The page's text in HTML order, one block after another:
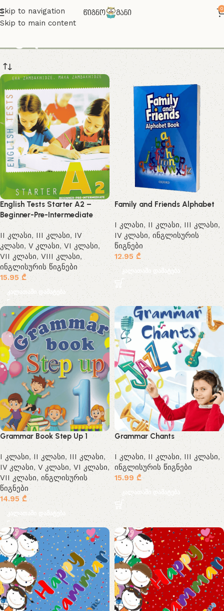
Skip to navigation
Skip to main content
0
English Tests Starter A2 –
Beginner-Pre-Intermediate
II კლასი, III კლასი,IV
კლასი, V კლასი,VI კლასი,
VII კლასი,VIII კლასი,
ინგლისურის წიგნები
15.95₾
კალათაში დამატება
Family and Friends Alphabet
I კლასი,II კლასი, III კლასი,
IV კლასი,ინგლისურის
წიგნები
12.95₾
კალათაში დამატება
Grammar Book Step Up 1
I კლასი,II კლასი, III კლასი,
IV კლასი,V კლასი, VI კლასი,
VII კლასი,ინგლისურის
წიგნები
14.95 ₾
კალათაში დამატება
Grammar Chants
I კლასი, II კლასი, III კლასი,
ინგლისურის წიგნები
15.99₾
კალათაში დამატება